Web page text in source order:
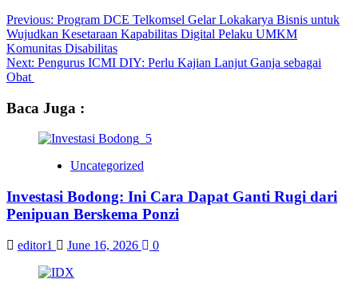
Post
navigation
Previous: Program DCE Telkomsel Gelar Lokakarya Bisnis untuk
Wujudkan Kesetaraan Kapabilitas Digital Pelaku UMKM
Komunitas Disabilitas
Next: Pengurus ICMI DIY: Perlu Kajian Lanjut Ganja sebagai
Obat
Baca Juga :
Uncategorized
Investasi Bodong: Ini Cara Dapat Ganti Rugi dari
Penipuan Berskema Ponzi
editor1 June 16, 2026 0